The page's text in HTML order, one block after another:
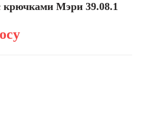
Мэри 39.08.1